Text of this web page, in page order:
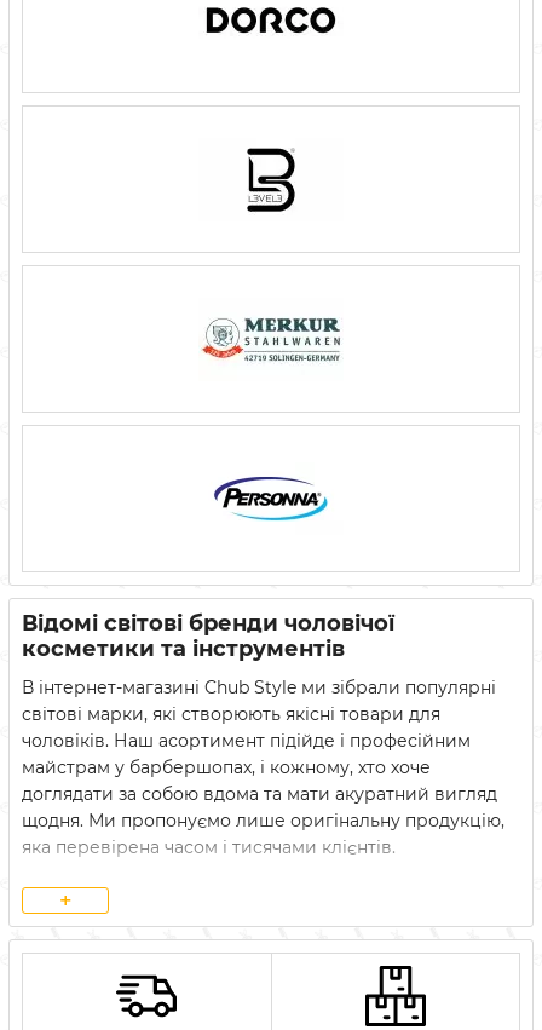
Відомі світові бренди чоловічої
косметики та інструментів
В інтернет-магазині Chub Style ми зібрали популярні
світові марки, які створюють якісні товари для
чоловіків. Наш асортимент підійде і професійним
майстрам у барбершопах, і кожному, хто хоче
доглядати за собою вдома та мати акуратний вигляд
щодня. Ми пропонуємо лише оригінальну продукцію,
яка перевірена часом і тисячами клієнтів.
Косметика для догляду, гоління та стильних
укладок
Знайти свій засіб тепер набагато простіше. Якщо вам
потрібна надійна фіксація волосся, зверніть увагу на
професійні помади, пасти, глини та пудри від
+